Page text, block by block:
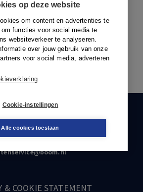
op deze website
om content en advertenties te
functies voor social media te
websiteverkeer te analyseren.
over jouw gebruik van onze
voor social media, adverteren
Cookie-instellingen
Alle cookies toestaan
Pensioendatum
& COOKIE STATEMENT